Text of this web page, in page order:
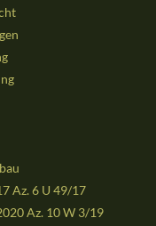
Az. 6 U 49/17
Az. 10 W 3/19